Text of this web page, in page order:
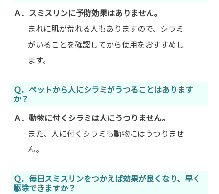
Ａ．スミスリンに予防効果はありません。
まれに肌が荒れる人もありますので、シラミ
がいることを確認してから使用をおすすめし
ます。
Ｑ．ペットから人にシラミがうつることはあります
か？
Ａ．動物に付くシラミは人にうつりません。
また、人に付くシラミも動物にはうつりませ
ん。
Ｑ．毎日スミスリンをつかえば効果が良くなり、早く
駆除できますか？